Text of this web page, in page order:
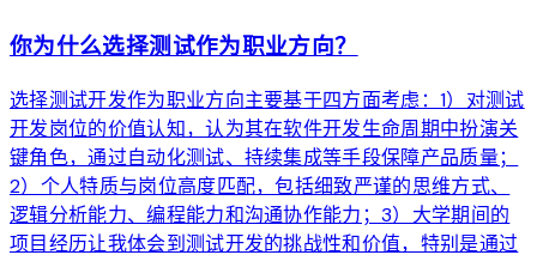
你为什么选择测试作为职业方向？
选择测试开发作为职业方向主要基于四方面考虑：1）对测试
开发岗位的价值认知，认为其在软件开发生命周期中扮演关
键角色，通过自动化测试、持续集成等手段保障产品质量；
2）个人特质与岗位高度匹配，包括细致严谨的思维方式、
逻辑分析能力、编程能力和沟通协作能力；3）大学期间的
项目经历让我体会到测试开发的挑战性和价值，特别是通过